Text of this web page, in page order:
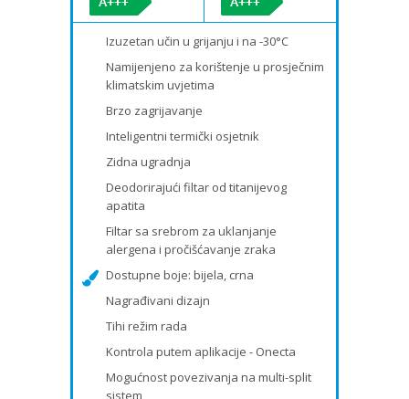
Izuzetan učin u grijanju i na -30°C
Namijenjeno za korištenje u prosječnim
klimatskim uvjetima
Brzo zagrijavanje
Inteligentni termički osjetnik
Zidna ugradnja
Deodorirajući filtar od titanijevog
apatita
Filtar sa srebrom za uklanjanje
alergena i pročišćavanje zraka
Dostupne boje: bijela, crna
Nagrađivani dizajn
Tihi režim rada
Kontrola putem aplikacije - Onecta
Mogućnost povezivanja na multi-split
sistem